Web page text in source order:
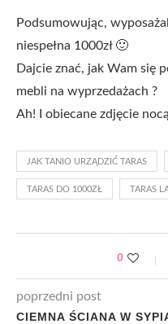
Podsumowując,
niespełna 1000zł 🙂
Dajcie znać, jak Wam się
mebli na wyprzedażach ?
Ah! I obiecane zdjęcie
JAK TANIO URZĄDZIĆ TARAS
TARAS DO 1000ZŁ TARAS
0
poprzedni post
CIEMNA ŚCIANA W